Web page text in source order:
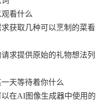
看什么
获取几种可以烹制的菜看
求提供原始的礼物想法列
天等待着你什么
在AI图像生成器中使用的